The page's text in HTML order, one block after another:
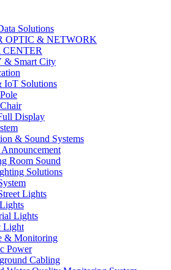
Solutions
OPTIC & NETWORK​
CENTER
& Smart City
IoT Solutions
Display
& Sound Systems
Room Sound
Solutions
Lights
Lights
Light
& Monitoring
Power
Cabling